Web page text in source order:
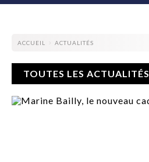
ACCUEIL ACTUALITÉS
TOUTES LES ACTUALITÉS